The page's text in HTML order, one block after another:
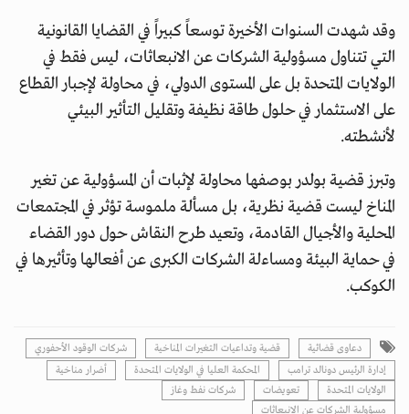
وقد شهدت السنوات الأخيرة توسعاً كبيراً في القضايا القانونية
التي تتناول مسؤولية الشركات عن الانبعاثات، ليس فقط في
الولايات المتحدة بل على المستوى الدولي، في محاولة لإجبار القطاع
على الاستثمار في حلول طاقة نظيفة وتقليل التأثير البيئي
لأنشطته.
وتبرز قضية بولدر بوصفها محاولة لإثبات أن المسؤولية عن تغير
المناخ ليست قضية نظرية، بل مسألة ملموسة تؤثر في المجتمعات
المحلية والأجيال القادمة، وتعيد طرح النقاش حول دور القضاء
في حماية البيئة ومساءلة الشركات الكبرى عن أفعالها وتأثيرها في
الكوكب.
دعاوى قضائية قضية وتداعيات التغيرات المناخية
شركات الوقود الأحفوري
إدارة الرئيس دونالد ترامب
المحكمة العليا في الولايات المتحدة
أضرار مناخية
الولايات المتحدة
تعويضات
شركات نفط وغاز
مسؤولية الشركات عن الانبعاثات